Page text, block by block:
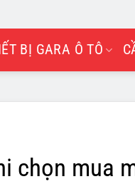
BỊ GARA Ô TÔ
chọn mua